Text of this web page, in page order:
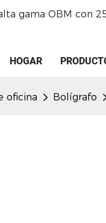
gama OBM con
HOGAR
oficina Bolígrafo